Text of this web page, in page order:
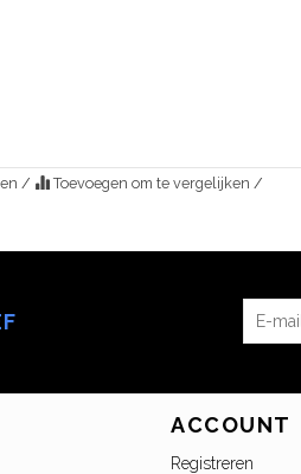
/ Toevoegen om te vergelijken /
ACCOUNT
Registreren